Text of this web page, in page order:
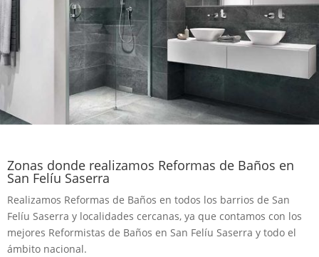
Zonas donde realizamos Reformas de Baños en
San Felíu Saserra
Realizamos Reformas de Baños en todos los barrios de San
Felíu Saserra y localidades cercanas, ya que contamos con los
mejores Reformistas de Baños en San Felíu Saserra y todo el
ámbito nacional.